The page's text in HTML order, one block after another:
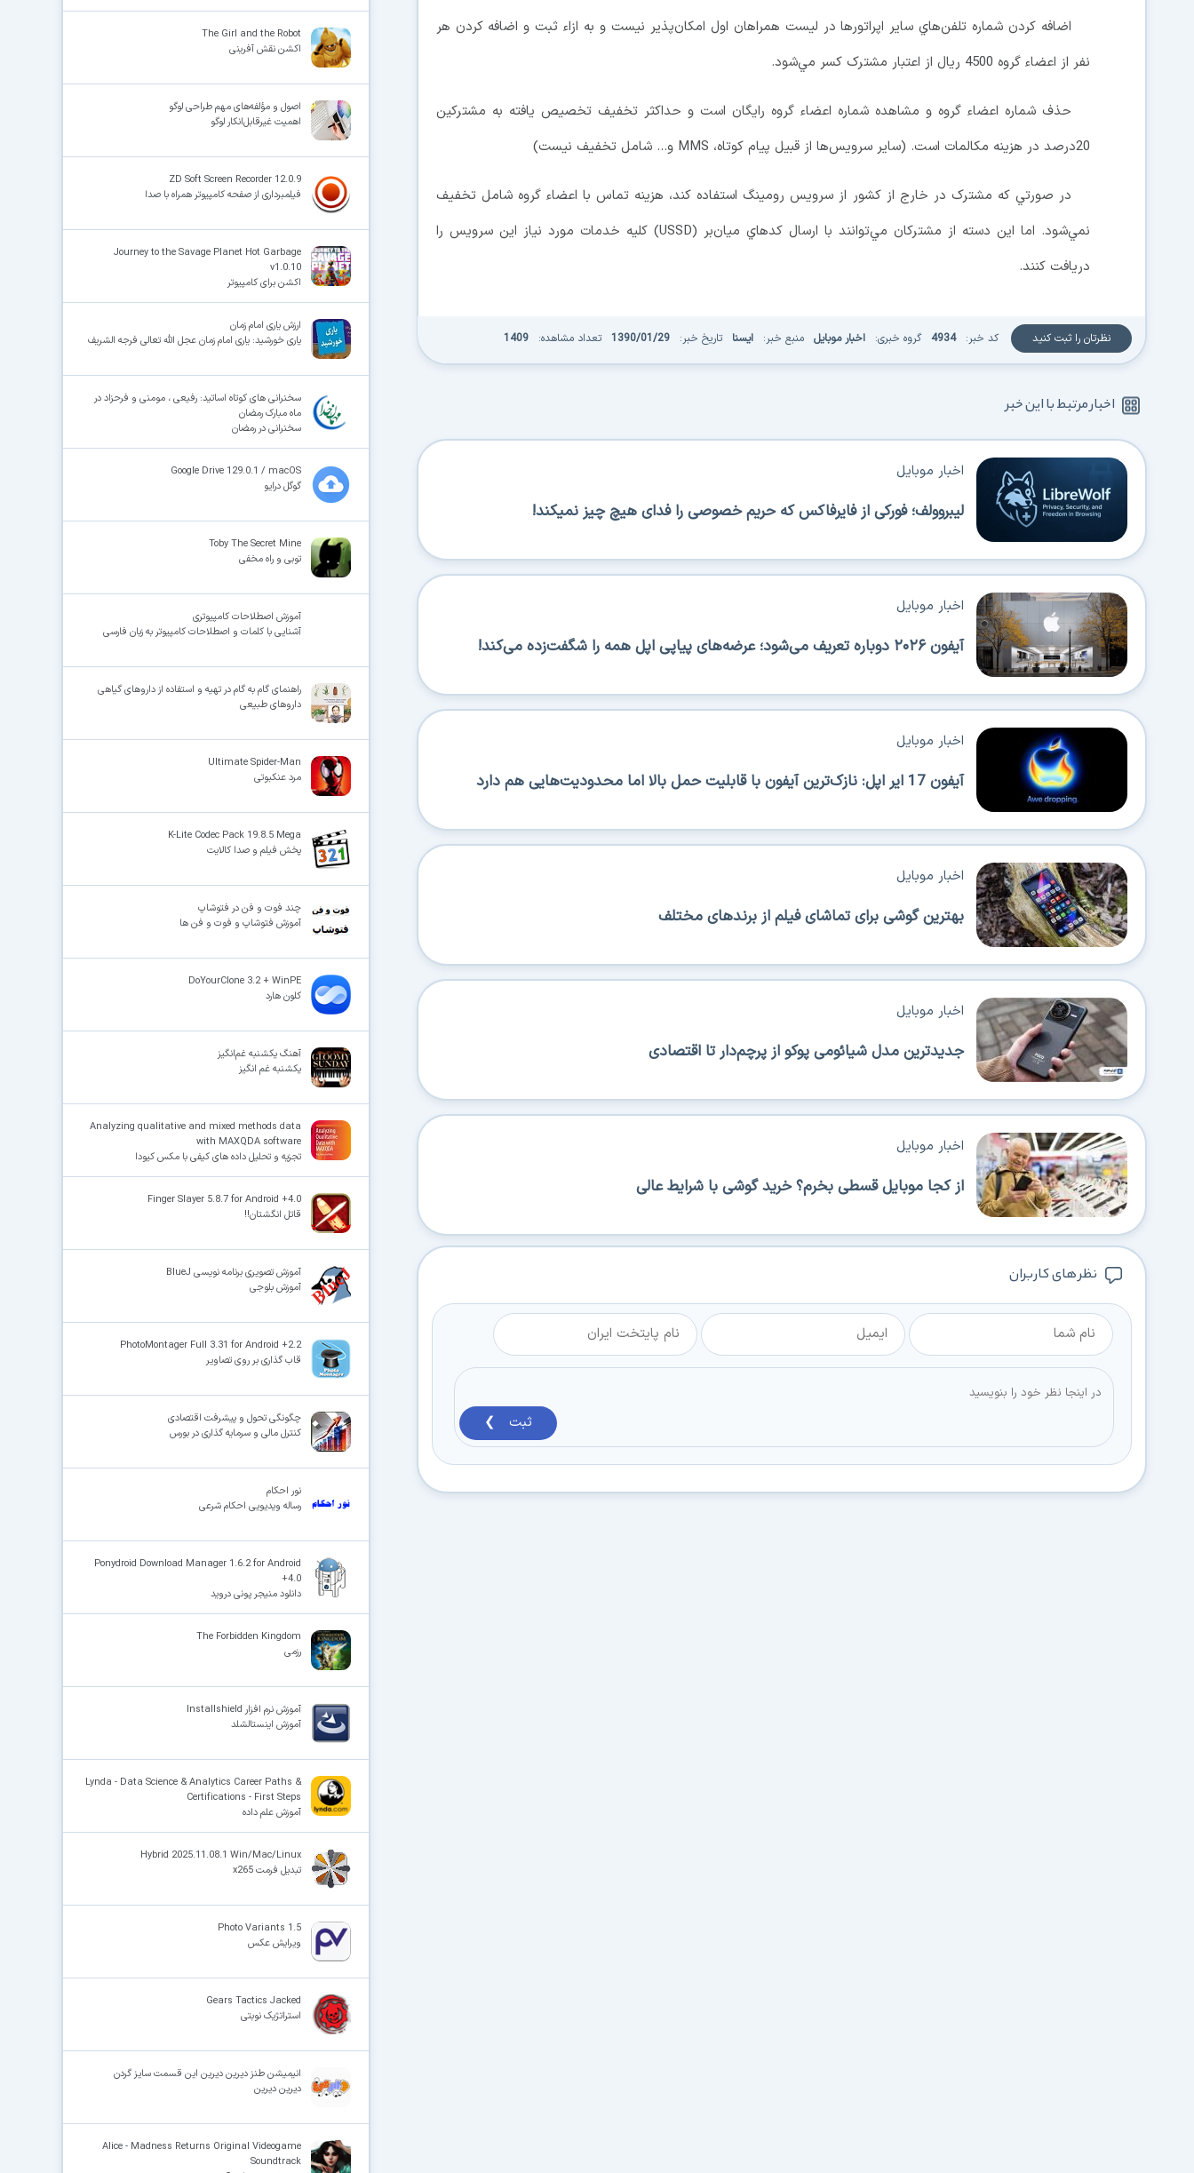
اضافه كردن شماره تلفن‌هاي ساير اپراتورها در ليست همراهان اول امکان‌پذير نيست و به ازاء ثبت و اضافه كردن هر
نفر از اعضاء گروه 4500 ريال از اعتبار مشترک کسر مي‌شود.
حذف شماره اعضاء گروه و مشاهده شماره اعضاء گروه رايگان است و حداکثر تخفيف تخصيص يافته به مشترکين
20درصد در هزينه مکالمات است. (ساير سرويس‌ها از قبيل پيام کوتاه، MMS و... شامل تخفيف نيست)
در صورتي که مشترک در خارج از کشور از سرويس رومينگ استفاده كند، هزينه تماس با اعضاء گروه شامل تخفيف
نمي‌شود. اما اين دسته از مشتركان مي‌توانند با ارسال کدهاي ميان‌بر (USSD) کليه خدمات مورد نياز اين سرويس را
دريافت كنند.
نظرتان را ثبت کنید کد خبر: 4934 گروه خبری: اخبار موبایل منبع خبر: ایسنا تاریخ خبر: 1390/01/29 تعداد مشاهده: 1409
اخبار مرتبط با این خبر
لیبروولف؛ فورکی از فایرفاکس که حریم خصوصی را فدای هیچ چیز نمیکند!
اخبار موبایل
آیفون ۲۰۲۶ دوباره تعریف می‌شود؛ عرضه‌های پیاپی اپل همه را شگفت‌زده می‌کند!
اخبار موبایل
آیفون 17 ایر اپل: نازک‌ترین آیفون با قابلیت حمل بالا اما محدودیت‌هایی هم دارد
اخبار موبایل
بهترین گوشی برای تماشای فیلم از برندهای مختلف
اخبار موبایل
جدیدترین مدل شیائومی پوکو از پرچم‌دار تا اقتصادی
اخبار موبایل
از کجا موبایل قسطی بخرم؟ خرید گوشی با شرایط عالی
اخبار موبایل
نظر های کاربران
ثبت ❯
The Girl and the Robot
اکشن نقش آفرینی
اصول و مؤلفه‌های مهم طراحی لوگو
اهمیت غیرقابل‌انکار لوگو
ZD Soft Screen Recorder 12.0.9
فیلمبرداری از صفحه کامپیوتر همراه با صدا
Journey to the Savage Planet Hot Garbage
v1.0.10
اکشن برای کامپیوتر
ارزش یاری امام زمان
یاری خورشید: یاری امام زمان عجل الله تعالی فرجه الشریف
سخنرانی های کوتاه اساتید: رفیعی ، مومنی و فرحزاد در
ماه مبارک رمضان
سخنرانی در رمضان
Google Drive 129.0.1 / macOS
گوگل درایو
Toby The Secret Mine
توبی و راه مخفی
آموزش اصطلاحات کامپیوتری
آشنایی با کلمات و اصطلاحات کامپیوتر به زبان فارسی
راهنمای گام به گام در تهیه و استفاده از داروهای گیاهی
داروهای طبیعی
Ultimate Spider-Man
مرد عنکبوتی
K-Lite Codec Pack 19.8.5 Mega
پخش فیلم و صدا کالایت
چند فوت و فن در فتوشاپ
آموزش فتوشاپ و فوت و فن ها
DoYourClone 3.2 + WinPE
کلون هارد
آهنگ یکشنبه غم‌انگیز
یکشنبه غم انگیز
Analyzing qualitative and mixed methods data
with MAXQDA software
تجزیه و تحلیل داده های کیفی با مکس کیودا
Finger Slayer 5.8.7 for Android +4.0
قاتل انگشتان!!
آموزش تصویری برنامه نویسی BlueJ
آموزش بلوجی
PhotoMontager Full 3.31 for Android +2.2
قاب گذاری بر روی تصاویر
چگونگی تحول و پیشرفت اقتصادی
کنترل مالی و سرمایه گذاری در بورس
نور احکام
رساله ویدیویی احکام شرعی
Ponydroid Download Manager 1.6.2 for Android
+4.0
دانلود منیجر پونی دروید
The Forbidden Kingdom
رزمی
آموزش نرم افزار Installshield
آموزش اینستالشلد
Lynda - Data Science & Analytics Career Paths &
Certifications - First Steps
آموزش علم داده
Hybrid 2025.11.08.1 Win/Mac/Linux
تبدیل فرمت x265
Photo Variants 1.5
ویرایش عکس
Gears Tactics Jacked
استراتژیک نوبتی
انیمیشن طنز دیرین دیرین این قسمت سایز گردن
دیرین دیرین
Alice - Madness Returns Original Videogame
Soundtrack